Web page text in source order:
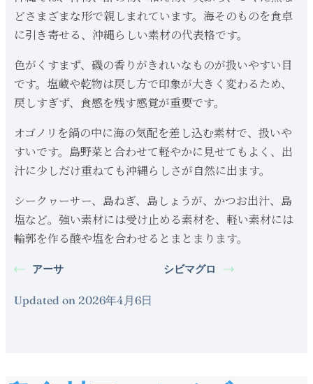
どさまざまな形で親しまれています。海そのものを食卓
に引き寄せる、沖縄らしい素材の代表格です。
色がくすまず、磯の香りがきれいなものが扱いやすい目
です。塩蔵や乾物は戻し方で印象が大きく変わるため、
戻しすぎず、食感を残す感覚が重要です。
オゴノリを鍋の中に海の気配を差し込む素材で、扱いや
すいです。島野菜と合わせて軽やかに見せてもよく、出
汁に少しだけ重ねても沖縄らしさが自然に出ます。
シークヮーサー、島ねぎ、島しょうが、かつお出汁、島
塩など。強い素材には受け止める素材を、軽い素材には
輪郭を作る酸や塩を合わせるとまとまります。
アーサ シビマグロ
Updated on 2026年4月6日